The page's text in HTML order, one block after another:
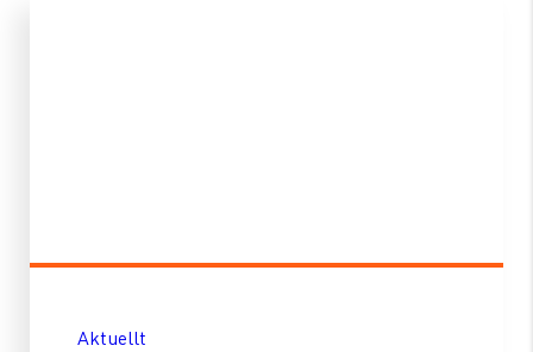
Aktuellt